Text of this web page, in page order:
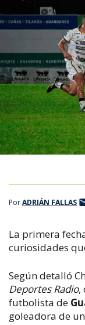
PorADRIÁN FALLAS
La primera
curiosidades
Según detalló
Deportes Radio,
futbolista de
goleadora de